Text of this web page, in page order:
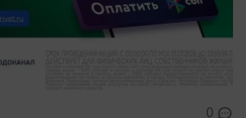
0